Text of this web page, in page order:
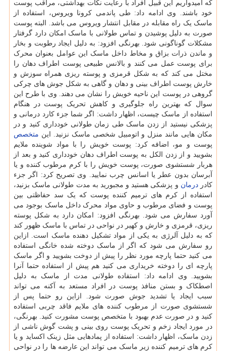
که امیدواریم این قبیل افراد با رعایت نکات بهداشتی، مراقب پوست
خود باشند. وی ادامه داد: طی پاندمی کرونا ویروس، استفاده از
ماسک یک راه مقابله در مقابل انتشار ویروس می باشد. البته پوست
صورت به دلیل پوشیدن و تماس طولانی با ماسک امکان دارد گرفتار
مشکلات گوناگونی شود. بهرنگی افزود: به دلیل ایجاد رطوبت و بخار
و ماندن ذرات بزاق و مخاط داخل ماسک این عوامل بعنوان محرک
برای پوست عمل می کنند و بالانس طبیعی پوست اطراف دهان را
مختل می کند که به شکل قرمزی و پوسته ریزی همراه سوزش و
خارش پوست اطراف بینی و دهان و گاهی به شکل جوش های چرکی
گروهی در پوست این ناحیه خویش را نشان می دهند. وی با طرح این
سوال که بهترین راه جلوگیری و کاهش تحریک پوست در هنگام
استفاده از ماسک چیست، اظهار داشت: اگر شما جزء کارد درمانی و
پزشکی نیستید از زدن ماسک طی زمان طولانی خودداری کنید و در
مکان هایی مانند منزل و اتومبیل شخصی ماسک نزنید. این متخصص
پوست و مو، اضافه کرد: پوست خویش را با مواد شوینده ملایم
بشویید و از زدن الکل به پوست اطراف دهان خودداری کنید و بعد از
هربار شستشوی صورت، پوست خویش را با کرم مرطوب کننده و یا
آبرسان بدون عطر یا اسانس چرب نمایید. وی تصریح کرد: اگر جزء
کادردرمان و پزشکی هستید و مجبورید به مدت طولانی ماسک بزنید،
استفاده از کرم های ترمیم کننده پوست که یک سد حفاظتی بین
پوست و فضای مرطوب و حاوی مواد محرک داخل ماسک بوجود می
آورد سفارش می شود. بهرنگی افزود: امکان دارد به شکل پوسته
ریزی، قرمزی و خارش و کهیر در نواحی در تماس با ماسک ظهور کند
که به دلیل آلرژی به یکی از مواد تشکیل دهنده ماسک است. ازاین
رو سفارش می شود که اگر از ماسک دوخته شده خانگی استفاده
می کنید حتما پارچه مورد نظر را پیش از دوخت بشویید و اگر ماسک
پارچه ای را دوخته خریداری می کنید هم پیش از استفاده حتما آنرا
بشویید. وی ادامه داد: استفاده طولانی مدت از ماسک به دلیل
اصطکاک و بستن منافذ پوست در افراد مستعد به آکنه می تواند
سبب ایجاد یا تشدید جوش صورت شود. ازاین رو حتما پس از
شستشوی صورت از مرطوب کننده های ملایم فاقد چربی استفاده
کنید و در صورت عدم بهبود با متخصص پوست مشورت کنید. بهرنگی،
در مورد ایجاد زخم و تحریک پوست روی بینی و پشت گوش ناشی از
زدن ماسک، اظهار داشت: استفاده از پمادهایی مثل زینک اکساید و یا
کرم های ترمیم کننده زیر ماسک می تواند این عارضه ها را در نواحی